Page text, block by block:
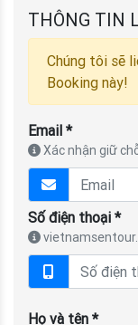
THÔNG TIN
Chúng tôi sẽ
Booking này!
Email *
Xác nhận giữ
Số điện thoại *
Họ và tên *